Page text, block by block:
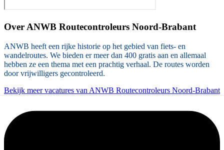
Over ANWB Routecontroleurs Noord-Brabant
ANWB heeft een rijke historie op het gebied van fiets- en
wandelroutes. We bieden er meer dan 400 gratis aan en allemaal
hebben ze een thema met een prachtig verhaal. De routes worden
door vrijwilligers gecontroleerd.
Bekijk meer vacatures van ANWB Routecontroleurs Noord-Brabant